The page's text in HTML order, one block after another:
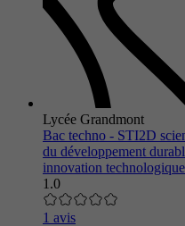
Lycée Grandmont
Bac techno - STI2D
du développement
innovation
1.0
1 avis